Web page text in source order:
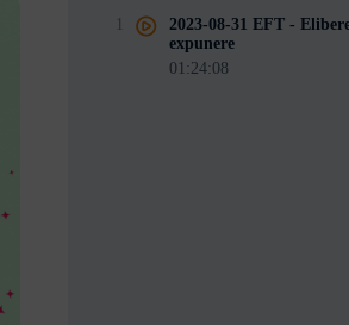
2023-08-31 EFT -
expunere
01:24:08